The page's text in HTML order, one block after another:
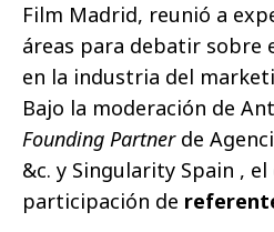
Film Madrid, reunió a
áreas para debatir sobre
en la industria del
Bajo la moderación de
Founding Partnerde
&c. y Singularity Spain ,
participación de